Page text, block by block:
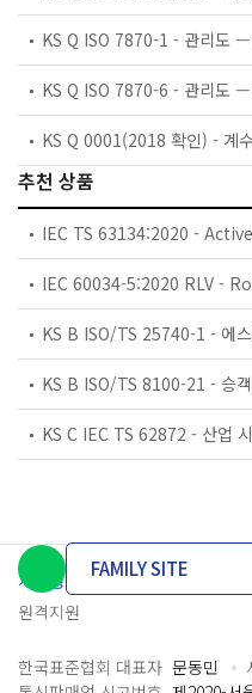
KS Q ISO 7870-1 - 관리도
KS Q ISO 7870-6 - 관리도
추천 상품
개인정보처리방침 이용약관
원격지원
FAMILY SITE
한국표준협회 대표자 문동민